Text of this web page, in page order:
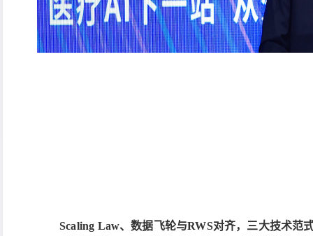
Scaling Law、数据飞轮与RWS对齐，三大技术范